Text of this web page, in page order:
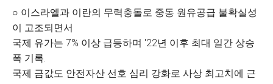
○ 이스라엘과 이란의 무력충돌로 중동 원유공급 불확실성
이 고조되면서
국제 유가는 7% 이상 급등하며 '22년 이후 최대 일간 상승
폭 기록.
국제 금값도 안전자산 선호 심리 강화로 사상 최고치에 근